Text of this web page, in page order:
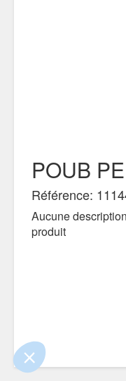
certifiés par
Je choisis
POUB
Référence:
Aucune
produit